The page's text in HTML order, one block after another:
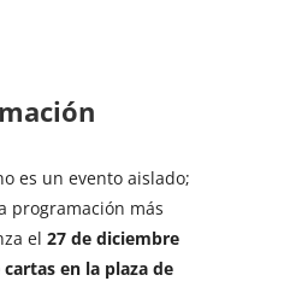
es un evento aislado;
programación más
el27 de diciembre
en la plaza de